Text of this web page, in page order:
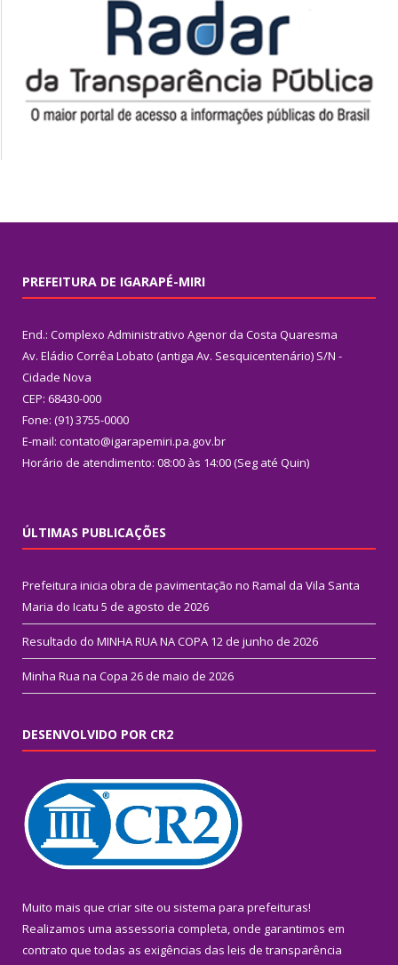
PREFEITURA DE IGARAPÉ-MIRI
End.: Complexo Administrativo Agenor da Costa Quaresma
Av. Eládio Corrêa Lobato (antiga Av. Sesquicentenário) S/N -
Cidade Nova
CEP: 68430-000
Fone: (91) 3755-0000
E-mail: contato@igarapemiri.pa.gov.br
Horário de atendimento: 08:00 às 14:00 (Seg até Quin)
ÚLTIMAS PUBLICAÇÕES
Prefeitura inicia obra de pavimentação no Ramal da Vila Santa
Maria do Icatu 5 de agosto de 2026
Resultado do MINHA RUA NA COPA 12 de junho de 2026
Minha Rua na Copa 26 de maio de 2026
DESENVOLVIDO POR CR2
Muito mais que criar site ou sistema para prefeituras!
Realizamos uma assessoria completa, onde garantimos em
contrato que todas as exigências das leis de transparência